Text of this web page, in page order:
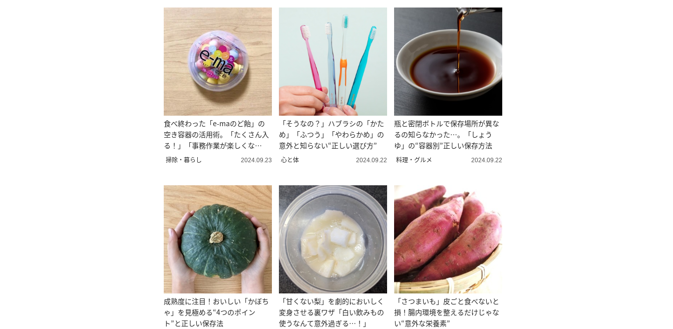
食べ終わった「e-maのど飴」の
空き容器の活用術。「たくさん入
る！」「事務作業が楽しくな
る！」
掃除・暮らし 2024.09.23
「そうなの？」ハブラシの「かた
め」「ふつう」「やわらかめ」の
意外と知らない“正しい選び方”
心と体 2024.09.22
瓶と密閉ボトルで保存場所が異な
るの知らなかった…。「しょう
ゆ」の“容器別”正しい保存方法
料理・グルメ 2024.09.22
成熟度に注目！おいしい「かぼち
ゃ」を見極める“4つのポイン
ト”と正しい保存法
「甘くない梨」を劇的においしく
変身させる裏ワザ「白い飲みもの
使うなんて意外過ぎる…！」
「さつまいも」皮ごと食べないと
損！腸内環境を整えるだけじゃな
い“意外な栄養素”